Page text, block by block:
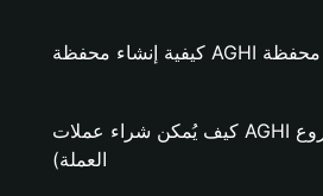
كيف يُمكن شراء عملات AGHI ؟ (فقط لمشروع
العملة)